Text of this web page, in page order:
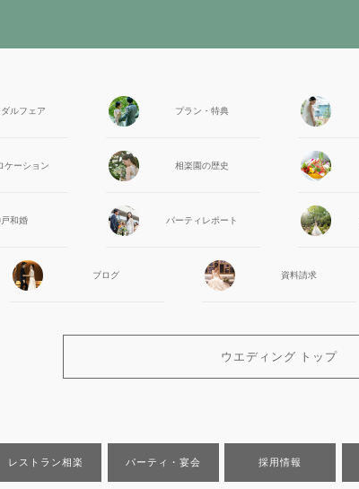
ルフェア プラン・特典
ケーション 相楽園の歴史
和婚 パーティ レポート
ブログ 資料請求
ウエディング トップ
レストラン相楽 パーティ・宴会 採用情報